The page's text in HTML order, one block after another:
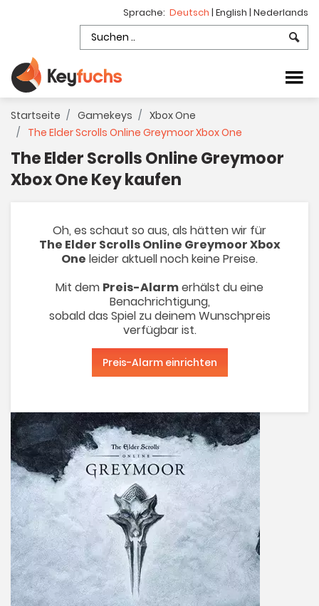
Sprache: Deutsch | English | Nederlands
Startseite Gamekeys
Xbox One
The Elder Scrolls Online Greymoor Xbox One
The Elder Scrolls Online Greymoor
Xbox One Key kaufen
Oh, es schaut so aus, als hätten wir für
The Elder Scrolls Online Greymoor Xbox
One leider aktuell noch keine Preise.
Mit dem Preis-Alarmerhälst du eine
Benachrichtigung,
sobald das Spiel zu deinem Wunschpreis
verfügbar ist.
Preis-Alarm einrichten